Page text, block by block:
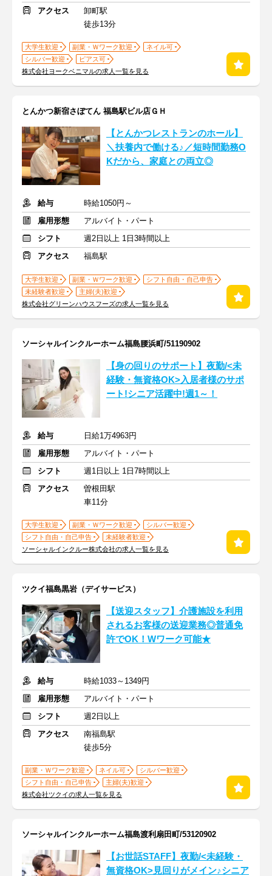
アクセス
卸町駅
徒歩13分
大学生歓迎 副業・Ｗワーク歓迎
ネイル可
シルバー歓迎
ピアス可
株式会社ヨークベニマルの求人一覧を見る
とんかつ新宿さぼてん 福島駅ビル店ＧＨ
【とんかつレストランのホール】
＼扶養内で働ける♪／短時間勤務O
Kだから、家庭との両立◎
給与
時給1050円～
雇用形態
アルバイト・パート
シフト
週2日以上 1日3時間以上
アクセス
福島駅
大学生歓迎 副業・Ｗワーク歓迎
シフト自由・自己申告
未経験者歓迎
主婦(夫)歓迎
株式会社グリーンハウスフーズの求人一覧を見る
ソーシャルインクルーホーム福島腰浜町/51190902
【身の回りのサポート】夜勤/<未
経験・無資格OK>入居者様のサポ
ート!シニア活躍中!週1～！
給与
日給1万4963円
雇用形態
アルバイト・パート
シフト
週1日以上 1日7時間以上
アクセス
曽根田駅
車11分
大学生歓迎 副業・Ｗワーク歓迎
シルバー歓迎
シフト自由・自己申告
未経験者歓迎
ソーシャルインクルー株式会社の求人一覧を見る
ツクイ福島黒岩（デイサービス）
【送迎スタッフ】介護施設を利用
されるお客様の送迎業務◎普通免
許でOK！Wワーク可能★
給与
時給1033～1349円
雇用形態
アルバイト・パート
シフト
週2日以上
アクセス
南福島駅
徒歩5分
副業・Ｗワーク歓迎 ネイル可
シルバー歓迎
シフト自由・自己申告
主婦(夫)歓迎
株式会社ツクイの求人一覧を見る
ソーシャルインクルーホーム福島渡利扇田町/53120902
【お世話STAFF】夜勤/<未経験・
無資格OK>見回りがメイン♪シニア